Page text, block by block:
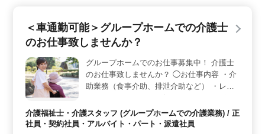
雇用保険や労災保険、健康保険、厚生年金に加え、育児
や介護休暇、資格取得支援制度もあり、長期的なキャリ
ア形成を支援する体制が整っています。また、通勤手当
が実費支給されるため、経済的な負担も少ない点が魅力
です。 ＜働きやすい職場環境と柔軟な勤務形態＞
週3〜5日の勤務が可能で、残業も一切ありません。アッ
トホームな職場環境で、プライベートと仕事を両立しや
のストレスを感じずに働ける環境が整っています。
＜車通勤可能＞グループホームでの介護士
のお仕事致しませんか？
グループホームでのお仕事募集中！ 介護士
のお仕事致しませんか？ ◯お仕事内容 ・介
助業務（食事介助、排泄介助など） ・レク
リエーション ・リハビリテーションサポー
ト ・書類作成、書類整理 ・サービス利用者
の家族との相談、助言 等 ◯ポイント ・車通
介護福祉士・介護スタッフ (グループホームでの介護業務) / 正
社員・契約社員・アルバイト・パート・派遣社員